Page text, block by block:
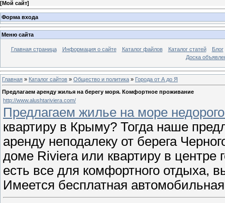
[Мой сайт]
Форма входа
Меню сайта
Главная страница Информация о сайте Каталог файлов Каталог статей
Блог
Доска
Главная » Каталог сайтов » Общество и политика » Города от А до Я
Предлагаем аренду жилья на берегу моря. Комфортное проживание
http://www.alushtariviera.com/
Предлагаем жилье на море
квартиру в Крыму? Тогда наше
аренду неподалеку от берега
доме Riviera или квартиру в центре
есть все для комфортного отдыха,
Имеется бесплатная